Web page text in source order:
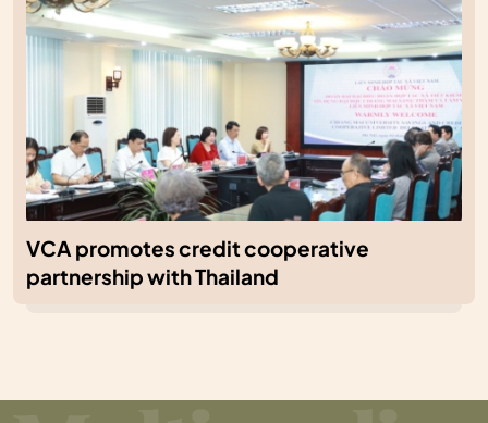
VCA promotes credit cooperative
partnership with Thailand